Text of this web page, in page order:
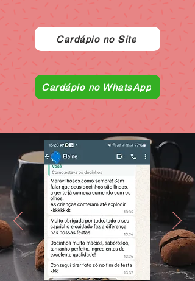
Cardápio no Site
Cardápio no WhatsApp